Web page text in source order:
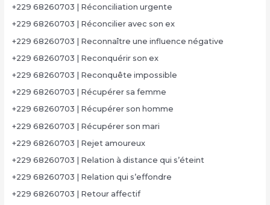
+229 68260703 | Réconciliation urgente
+229 68260703 | Réconcilier avec son ex
+229 68260703 | Reconnaître une influence négative
+229 68260703 | Reconquérir son ex
+229 68260703 | Reconquête impossible
+229 68260703 | Récupérer sa femme
+229 68260703 | Récupérer son homme
+229 68260703 | Récupérer son mari
+229 68260703 | Rejet amoureux
+229 68260703 | Relation à distance qui s’éteint
+229 68260703 | Relation qui s’effondre
+229 68260703 | Retour affectif